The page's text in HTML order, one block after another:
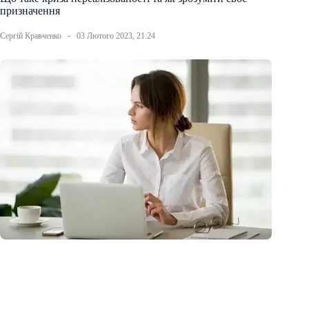
призначення
Сергій Кравченко 03 Лютого 2023, 21:24